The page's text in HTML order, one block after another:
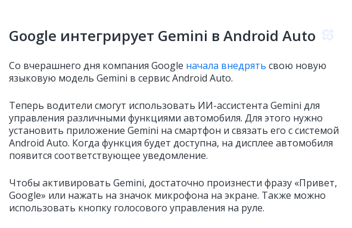
Google интегрирует Gemini в Android Auto
Со вчерашнего дня компания Google начала внедрять свою новую
языковую модель Gemini в сервис Android Auto.
Теперь водители смогут использовать ИИ-ассистента Gemini для
управления различными функциями автомобиля. Для этого нужно
установить приложение Gemini на смартфон и связать его с системой
Android Auto. Когда функция будет доступна, на дисплее автомобиля
появится соответствующее уведомление.
Чтобы активировать Gemini, достаточно произнести фразу «Привет,
Google» или нажать на значок микрофона на экране. Также можно
использовать кнопку голосового управления на руле.